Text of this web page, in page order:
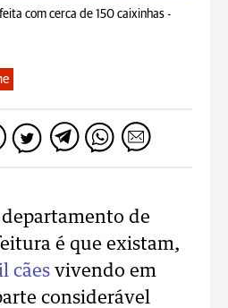
com cerca de 150 caixinhas -
de
é que existam,
cães vivendo em
considerável